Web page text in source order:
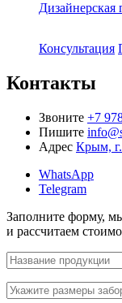
Дизайнерская
Консультация
Контакты
Звоните +7
Пишите
Адрес Крым,
WhatsApp
Telegram
Заполните форму,
и рассчитаем